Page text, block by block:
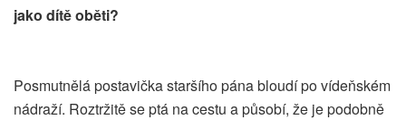
jako dítě oběti?
Posmutnělá postavička staršího pána bloudí po vídeňském
nádraží. Roztržitě se ptá na cestu a působí, že je podobně